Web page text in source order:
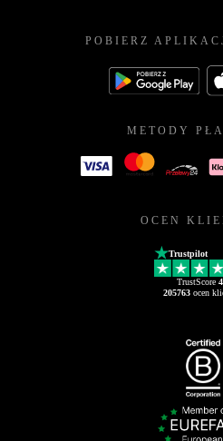
POBIERZ
METODY
OCEN
Trustpilot
TrustScore
205763ocen